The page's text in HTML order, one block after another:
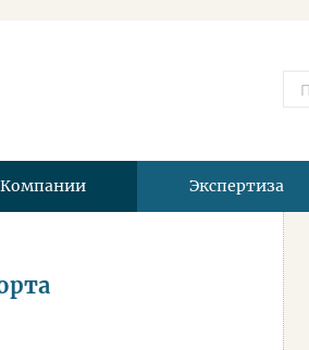
Компании Экспертиза